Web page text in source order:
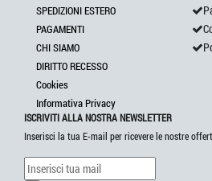
SPEDIZIONI ESTERO
PAGAMENTI
CHI SIAMO
DIRITTO RECESSO
Cookies
Informativa Privacy
ISCRIVITI ALLA NOSTRA NEWSLETTER
Inserisci la tua E-mail per ricevere le nostre